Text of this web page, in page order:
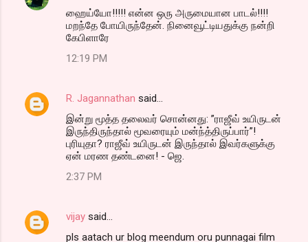
ஹைய்யோ!!!!! என்ன ஒரு அருமையான பாடல்!!!!
மறந்தே போயிருந்தேன். நினைவூட்டியதுக்கு நன்றி
கேபிளாரே
12:19 PM
R. Jagannathan said…
இன்று மூத்த தலைவர் சொன்னது: ”ராஜீவ் உயிருடன்
இருந்திருந்தால் மூவரையும் மன்ந்த்திருப்பார்”!
புரியுதா? ராஜீவ் உயிருடன் இருந்தால் இவர்களுக்கு
ஏன் மரண தண்டனை! - ஜெ.
2:37 PM
vijay said…
pls aatach ur blog meendum oru punnagai film